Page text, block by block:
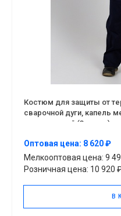
Костюм для защиты от
сварочной дуги, капель
повреждений (3 класс)
Оптовая цена: 8 620 ₽
Мелкооптовая цена: 9
Розничная цена: 10 920
В